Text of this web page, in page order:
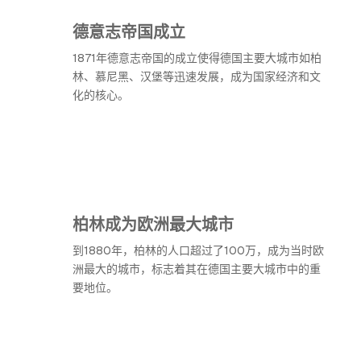
德意志帝国成立
1871年德意志帝国的成立使得德国主要大城市如柏
林、慕尼黑、汉堡等迅速发展，成为国家经济和文
化的核心。
柏林成为欧洲最大城市
到1880年，柏林的人口超过了100万，成为当时欧
洲最大的城市，标志着其在德国主要大城市中的重
要地位。